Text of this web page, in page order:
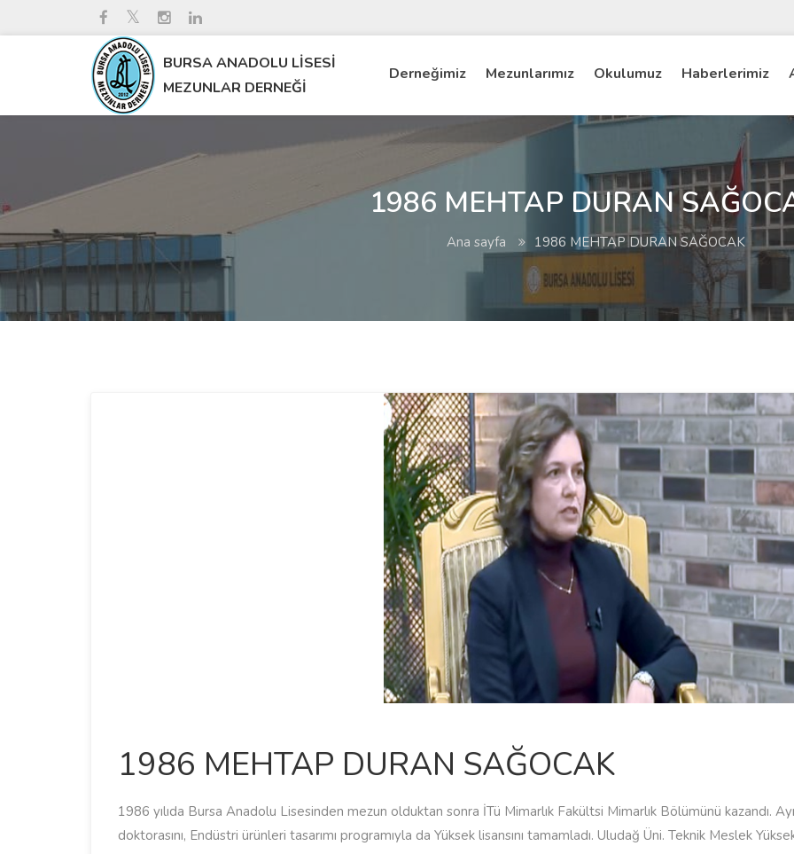
BURSA ANADOLU LİSESİ
MEZUNLAR DERNEĞİ
Derneğimiz Mezunlarımız Okulumuz Haberlerimiz
1986 MEHTAP DURAN
Ana sayfa 1986 MEHTAP DURAN SAĞOCAK
1986 MEHTAP DURAN SAĞOCAK
1986 yılıda Bursa Anadolu Lisesinden mezun olduktan sonra İTü Mimarlık Fakültsi Mimarlık Bölümünü kazandı.
doktorasını, Endüstri ürünleri tasarımı programıyla da Yüksek lisansını tamamladı. Uludağ Üni. Teknik Meslek